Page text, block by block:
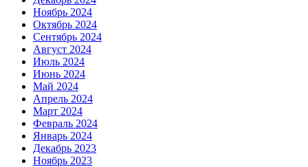
Ноябрь 2024
Октябрь 2024
Сентябрь 2024
Август 2024
Июль 2024
Июнь 2024
Май 2024
Апрель 2024
Март 2024
Февраль 2024
Январь 2024
Декабрь 2023
Ноябрь 2023